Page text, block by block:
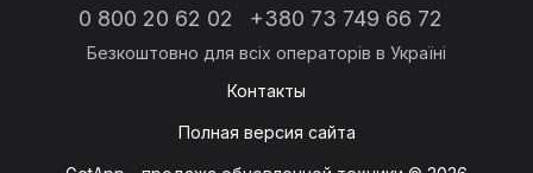
0 800 20 62 02 +380 73 749 66 72
Контакты
Полная версия сайта